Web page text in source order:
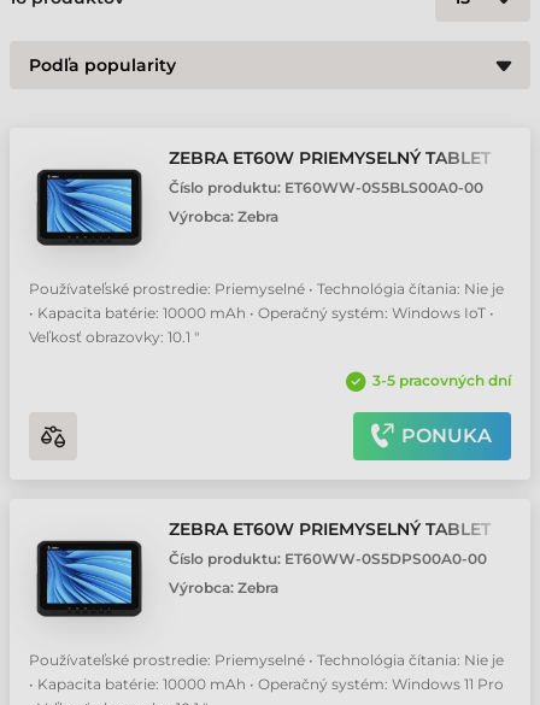
ZEBRA ET60W PRIEMYSELNÝ TABLET
Číslo produktu: ET60WW-0S5BLS00A0-00
Výrobca: Zebra
Používateľské prostredie: Priemyselné • Technológia čítania: Nie je
• Kapacita batérie: 10000 mAh • Operačný systém: Windows IoT •
Veľkosť obrazovky: 10.1 "
3-5 pracovných dní
PONUKA
ZEBRA ET60W PRIEMYSELNÝ TABLET
Číslo produktu: ET60WW-0S5DPS00A0-00
Výrobca: Zebra
Používateľské prostredie: Priemyselné • Technológia čítania: Nie je
• Kapacita batérie: 10000 mAh • Operačný systém: Windows 11 Pro